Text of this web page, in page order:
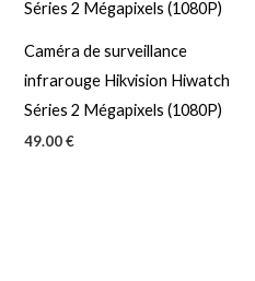
Caméra de surveillance
infrarouge Hikvision Hiwatch
Séries 2 Mégapixels (1080P)
49.00€